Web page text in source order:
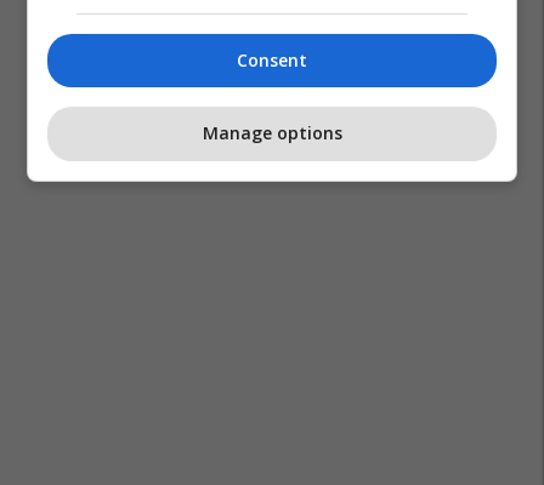
Consent
Manage options